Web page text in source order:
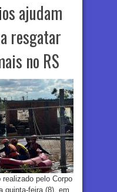
ajudam
resgatar
no RS
pelo Corpo
quinta-feira (8), em